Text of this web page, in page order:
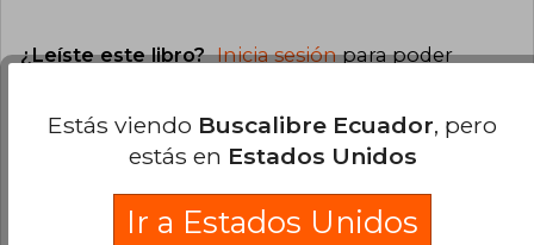
¿Leíste este libro? Inicia sesiónpara poder
0% (0)
0% (0)
Estás viendo Buscalibre Ecuador, pero
estás en Estados Unidos
Ir a Estados Unidos